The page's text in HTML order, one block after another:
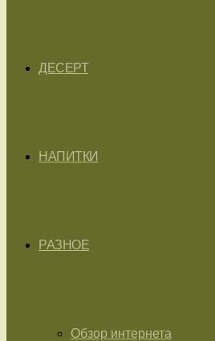
ДЕСЕРТ
НАПИТКИ
РАЗНОЕ
Обзор интернета